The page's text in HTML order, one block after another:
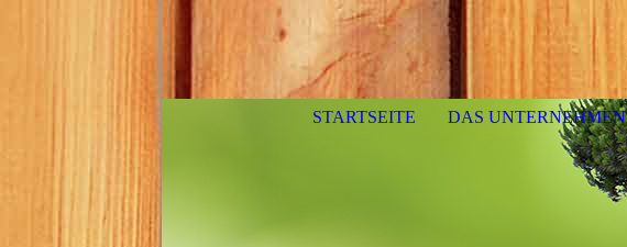
STARTSEITE DAS UNTERNEHMEN